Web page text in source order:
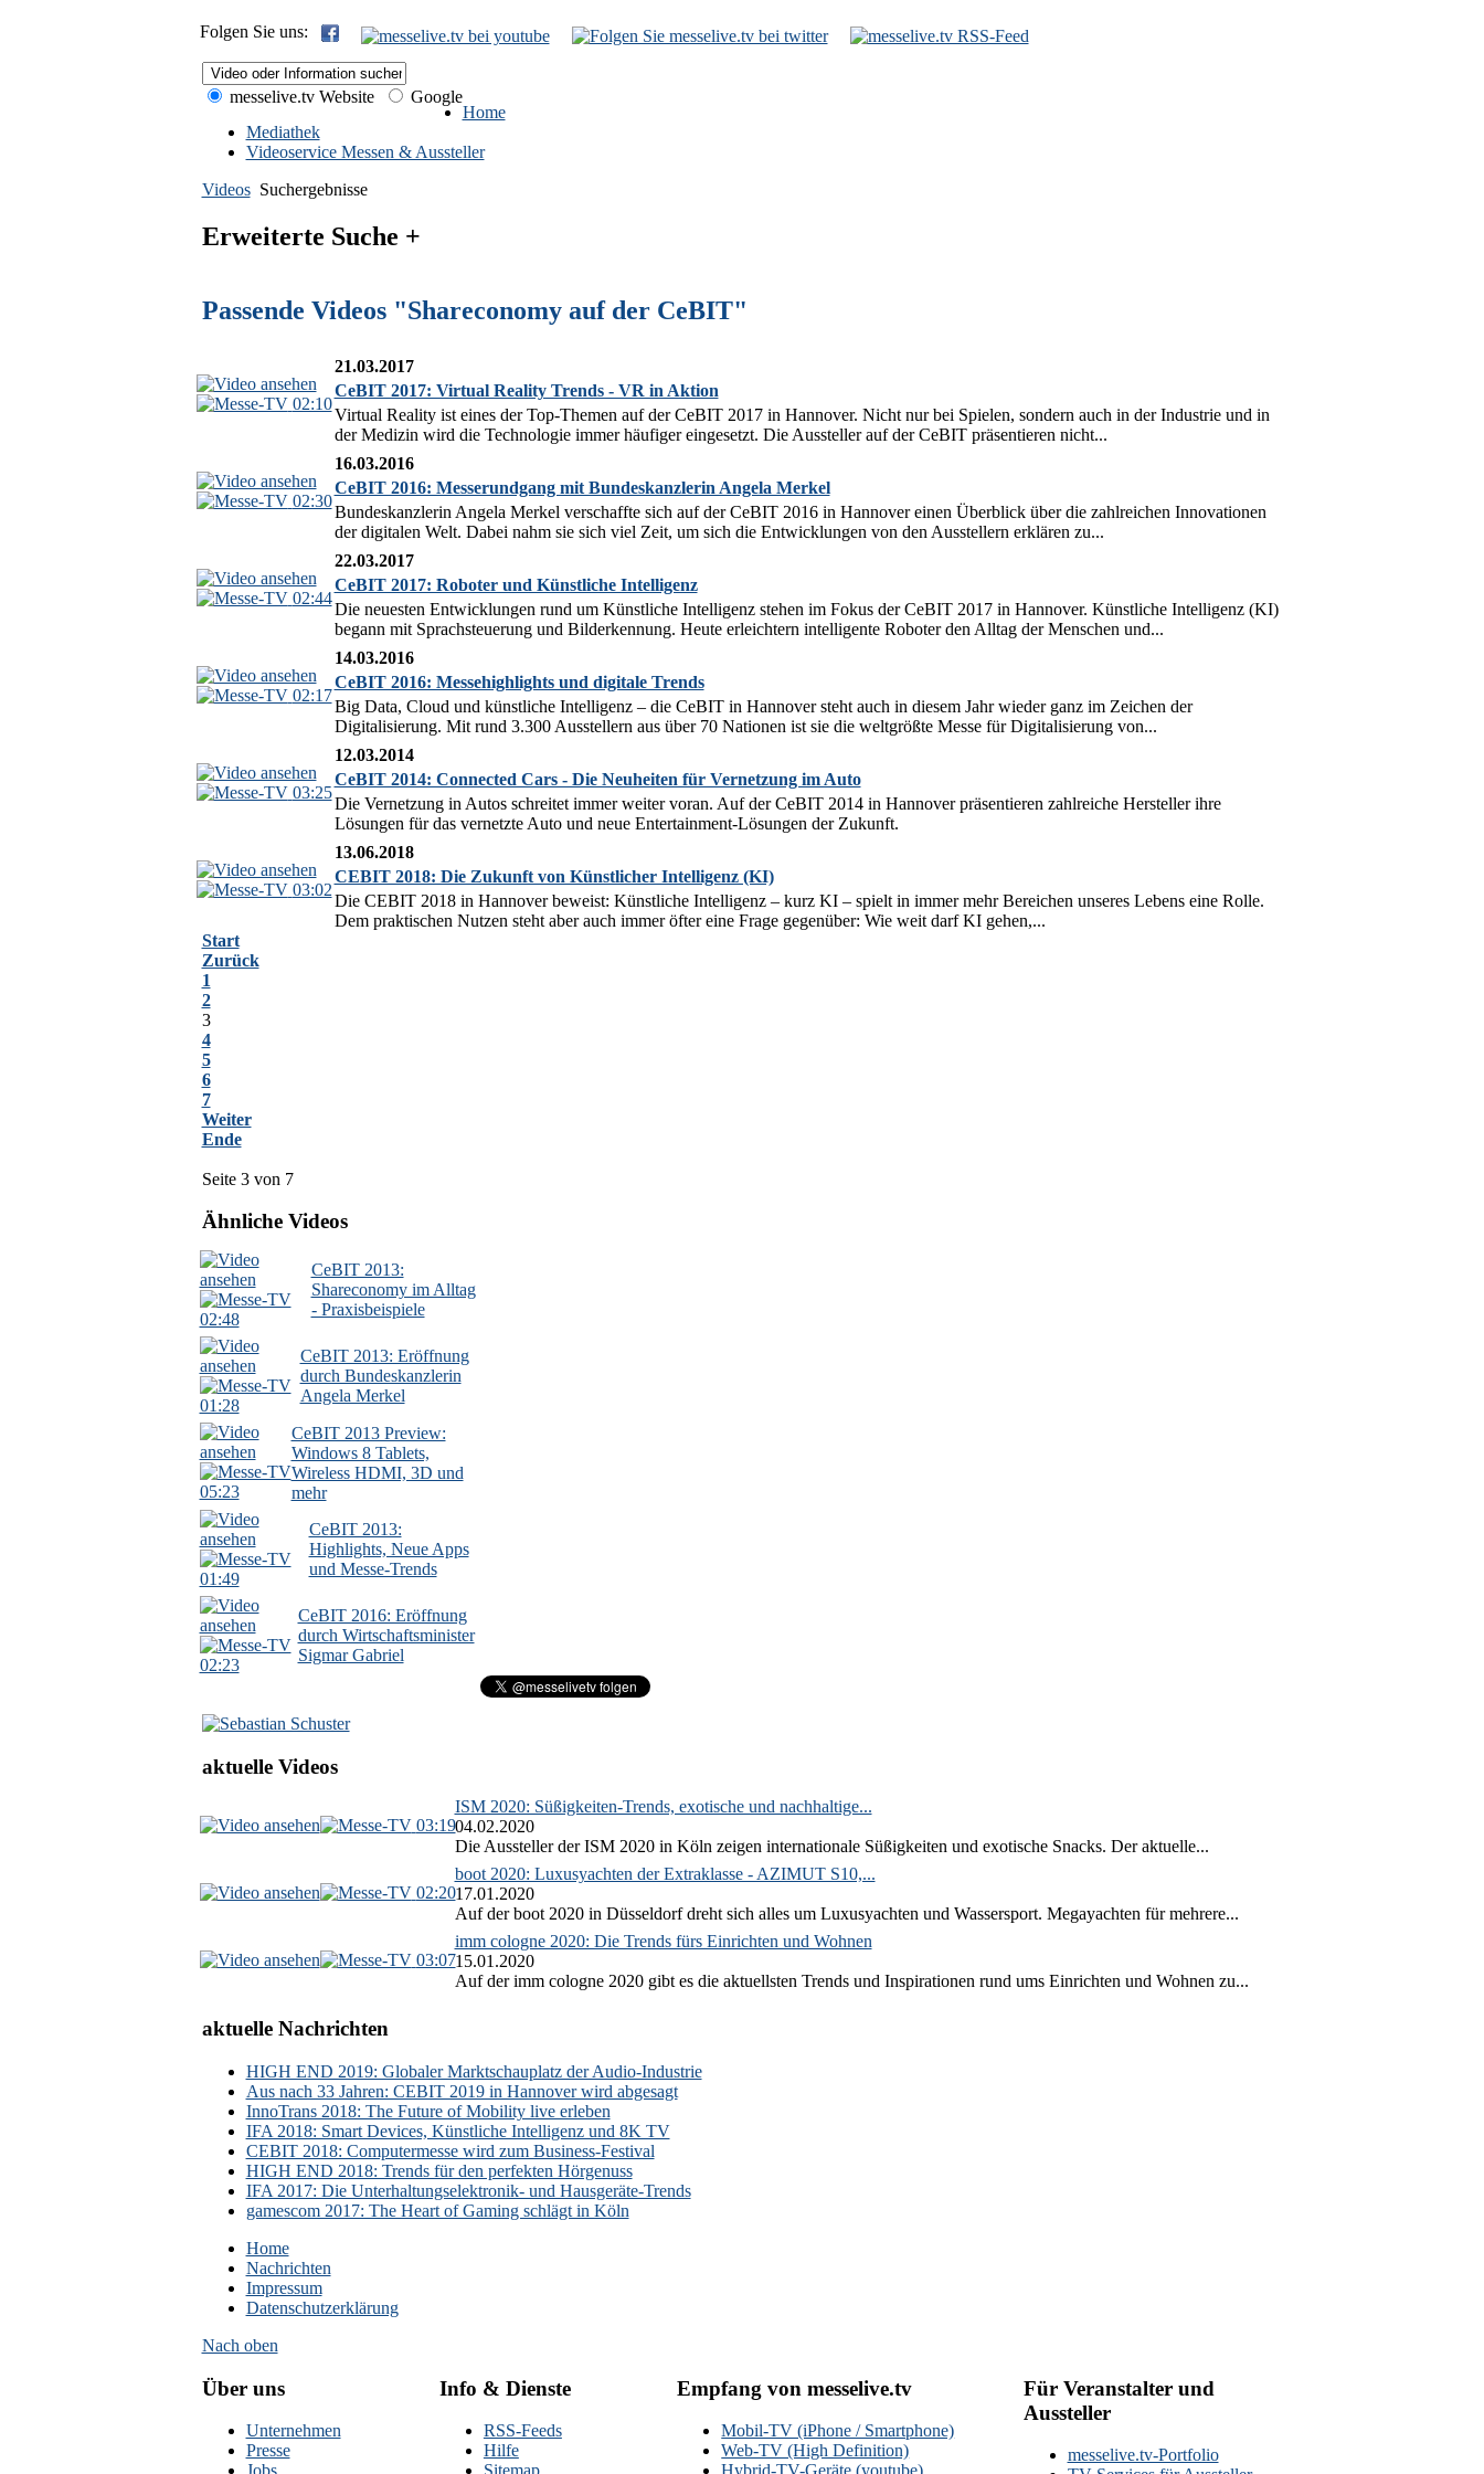
Folgen Sie uns:
messelive.tv Website
Google
Home
Mediathek
Videoservice Messen & Aussteller
Videos Suchergebnisse
Erweiterte Suche +
Passende Videos "Shareconomy auf der CeBIT"
02:10
21.03.2017
CeBIT 2017: Virtual Reality Trends - VR in Aktion
Virtual Reality ist eines der Top-Themen auf der CeBIT 2017 in Hannover. Nicht nur bei Spielen, sondern auch in der Industrie und in
der Medizin wird die Technologie immer häufiger eingesetzt. Die Aussteller auf der CeBIT präsentieren nicht...
02:30
16.03.2016
CeBIT 2016: Messerundgang mit Bundeskanzlerin Angela Merkel
Bundeskanzlerin Angela Merkel verschaffte sich auf der CeBIT 2016 in Hannover einen Überblick über die zahlreichen Innovationen
der digitalen Welt. Dabei nahm sie sich viel Zeit, um sich die Entwicklungen von den Ausstellern erklären zu...
02:44
22.03.2017
CeBIT 2017: Roboter und Künstliche Intelligenz
Die neuesten Entwicklungen rund um Künstliche Intelligenz stehen im Fokus der CeBIT 2017 in Hannover. Künstliche Intelligenz (KI)
begann mit Sprachsteuerung und Bilderkennung. Heute erleichtern intelligente Roboter den Alltag der Menschen und...
02:17
14.03.2016
CeBIT 2016: Messehighlights und digitale Trends
Big Data, Cloud und künstliche Intelligenz – die CeBIT in Hannover steht auch in diesem Jahr wieder ganz im Zeichen der
Digitalisierung. Mit rund 3.300 Ausstellern aus über 70 Nationen ist sie die weltgrößte Messe für Digitalisierung von...
03:25
12.03.2014
CeBIT 2014: Connected Cars - Die Neuheiten für Vernetzung im Auto
Die Vernetzung in Autos schreitet immer weiter voran. Auf der CeBIT 2014 in Hannover präsentieren zahlreiche Hersteller ihre
Lösungen für das vernetzte Auto und neue Entertainment-Lösungen der Zukunft.
03:02
13.06.2018
CEBIT 2018: Die Zukunft von Künstlicher Intelligenz (KI)
Die CEBIT 2018 in Hannover beweist: Künstliche Intelligenz – kurz KI – spielt in immer mehr Bereichen unseres Lebens eine Rolle.
Dem praktischen Nutzen steht aber auch immer öfter eine Frage gegenüber: Wie weit darf KI gehen,...
Start
Zurück
1
2
3
4
5
6
7
Weiter
Ende
Seite 3 von 7
Ähnliche Videos
02:48
CeBIT 2013:
Shareconomy im Alltag
- Praxisbeispiele
01:28
CeBIT 2013: Eröffnung
durch Bundeskanzlerin
Angela Merkel
05:23
CeBIT 2013 Preview:
Windows 8 Tablets,
Wireless HDMI, 3D und
mehr
01:49
CeBIT 2013:
Highlights, Neue Apps
und Messe-Trends
02:23
CeBIT 2016: Eröffnung
durch Wirtschaftsminister
Sigmar Gabriel
aktuelle Videos
03:19
ISM 2020: Süßigkeiten-Trends, exotische und nachhaltige...
04.02.2020
Die Aussteller der ISM 2020 in Köln zeigen internationale Süßigkeiten und exotische Snacks. Der aktuelle...
02:20
boot 2020: Luxusyachten der Extraklasse - AZIMUT S10,...
17.01.2020
Auf der boot 2020 in Düsseldorf dreht sich alles um Luxusyachten und Wassersport. Megayachten für mehrere...
03:07
imm cologne 2020: Die Trends fürs Einrichten und Wohnen
15.01.2020
Auf der imm cologne 2020 gibt es die aktuellsten Trends und Inspirationen rund ums Einrichten und Wohnen zu...
aktuelle Nachrichten
HIGH END 2019: Globaler Marktschauplatz der Audio-Industrie
Aus nach 33 Jahren: CEBIT 2019 in Hannover wird abgesagt
InnoTrans 2018: The Future of Mobility live erleben
IFA 2018: Smart Devices, Künstliche Intelligenz und 8K TV
CEBIT 2018: Computermesse wird zum Business-Festival
HIGH END 2018: Trends für den perfekten Hörgenuss
IFA 2017: Die Unterhaltungselektronik- und Hausgeräte-Trends
gamescom 2017: The Heart of Gaming schlägt in Köln
Home
Nachrichten
Impressum
Datenschutzerklärung
Nach oben
Über uns
Unternehmen
Presse
Info & Dienste
RSS-Feeds
Hilfe
Empfang von messelive.tv
Mobil-TV (iPhone / Smartphone)
Web-TV (High Definition)
Für Veranstalter und
Aussteller
messelive.tv-Portfolio